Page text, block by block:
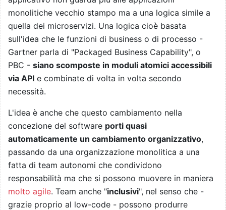
monolitiche vecchio stampo ma a una logica simile a
quella dei microservizi. Una logica cioè basata
sull'idea che le funzioni di business o di processo -
Gartner parla di "Packaged Business Capability", o
PBC - siano scomposte in moduli atomici accessibili
via API e combinate di volta in volta secondo
necessità.
L'idea è anche che questo cambiamento nella
concezione del software porti quasi
automaticamente un cambiamento organizzativo,
passando da una organizzazione monolitica a una
fatta di team autonomi che condividono
responsabilità ma che si possono muovere in maniera
molto agile. Team anche "inclusivi", nel senso che -
grazie proprio al low-code - possono produrre